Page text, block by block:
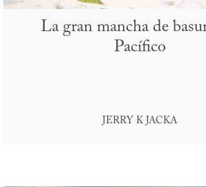
La gran mancha de
Pacífico
JERRY K JACKA